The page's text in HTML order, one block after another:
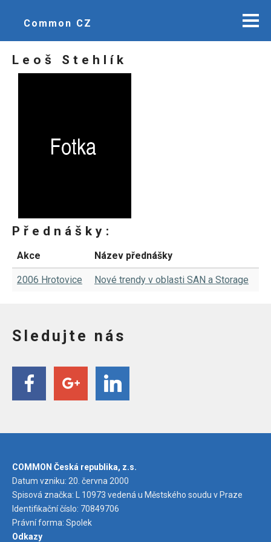
Common CZ
Leoš Stehlík
Přednášky:
Akce Název přednášky
2006 Hrotovice Nové trendy v oblasti SAN a Storage
Sledujte nás
COMMON Česká republika, z.s.
Datum vzniku: 20. června 2000
Spisová značka: L 10973 vedená u Městského soudu v Praze
Identifikační číslo: 70849706
Právní forma: Spolek
Odkazy